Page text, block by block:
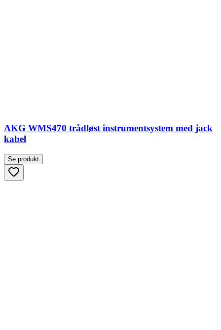
AKG WMS470 trådløst instrumentsystem med jack
kabel
Se produkt